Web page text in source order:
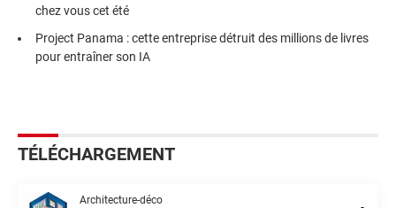
chez vous cet été
Project Panama : cette entreprise détruit des millions de livres
pour entraîner son IA
TÉLÉCHARGEMENT
Architecture-déco